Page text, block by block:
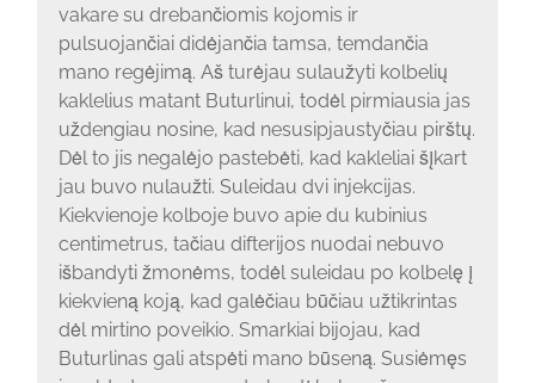
vakare su drebančiomis kojomis ir
pulsuojančiai didėjančia tamsa, temdančia
mano regėjimą. Aš turėjau sulaužyti kolbelių
kaklelius matant Buturlinui, todėl pirmiausia jas
uždengiau nosine, kad nesusipjaustyčiau pirštų.
Dėl to jis negalėjo pastebėti, kad kakleliai šįkart
jau buvo nulaužti. Suleidau dvi injekcijas.
Kiekvienoje kolboje buvo apie du kubinius
centimetrus, tačiau difterijos nuodai nebuvo
išbandyti žmonėms, todėl suleidau po kolbelę į
kiekvieną koją, kad galėčiau būčiau užtikrintas
dėl mirtino poveikio. Smarkiai bijojau, kad
Buturlinas gali atspėti mano būseną. Susiėmęs